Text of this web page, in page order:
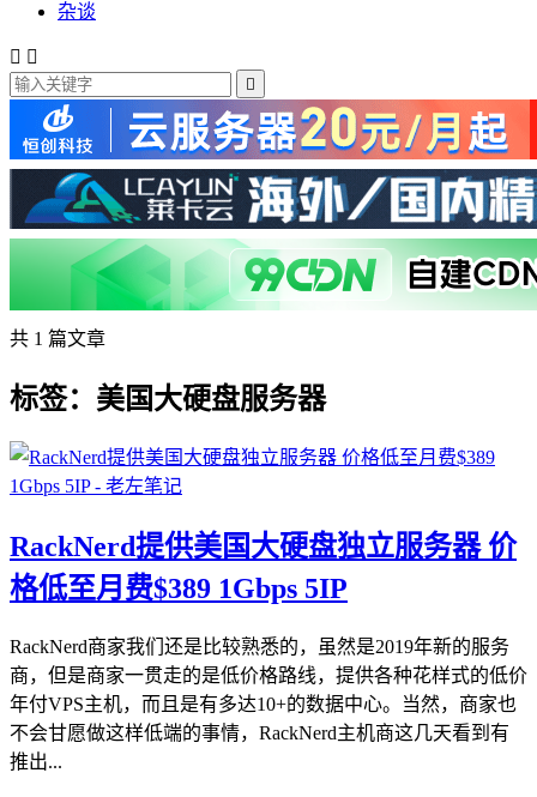
杂谈
 

共 1 篇文章
标签：美国大硬盘服务器
RackNerd提供美国大硬盘独立服务器 价
格低至月费$389 1Gbps 5IP
RackNerd商家我们还是比较熟悉的，虽然是2019年新的服务
商，但是商家一贯走的是低价格路线，提供各种花样式的低价
年付VPS主机，而且是有多达10+的数据中心。当然，商家也
不会甘愿做这样低端的事情，RackNerd主机商这几天看到有
推出...